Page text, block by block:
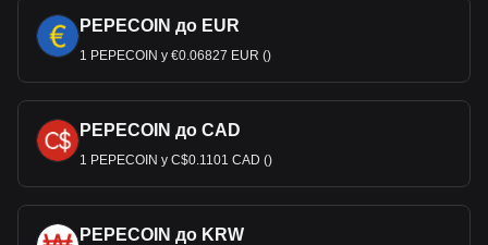
PEPECOIN до EUR
1 PEPECOIN у €0.06827 EUR ()
PEPECOIN до CAD
1 PEPECOIN у C$0.1101 CAD ()
PEPECOIN до KRW